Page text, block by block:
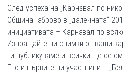
След успеха на „Карнавал по
Община Габрово в „далечната“
инициативата – Карнавал по
Изпращайте ни снимки от ваши
ги публикуваме и всички ще се
Ето и първите ни участници –